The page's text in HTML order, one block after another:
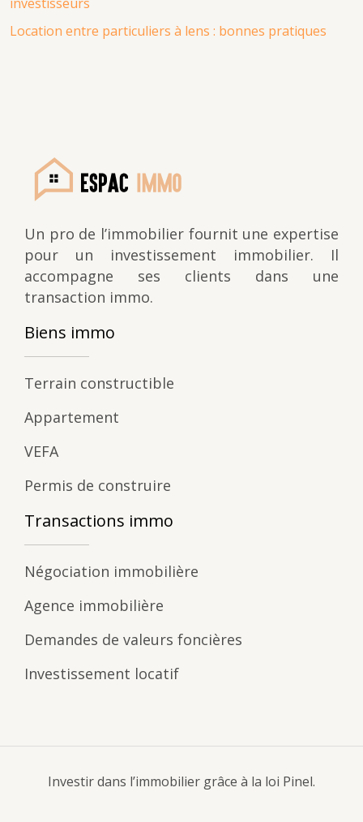
Location entre particuliers à lens : bonnes pratiques
Un pro de l’immobilier fournit une expertise
pour un investissement immobilier. Il
accompagne ses clients dans une
transaction immo.
Biens immo
Terrain constructible
Appartement
VEFA
Permis de construire
Transactions immo
Négociation immobilière
Agence immobilière
Demandes de valeurs foncières
Investissement locatif
Investir dans l’immobilier grâce à la loi Pinel.